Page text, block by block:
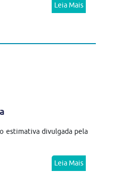
Leia Mais
estimativa divulgada pela
Leia Mais